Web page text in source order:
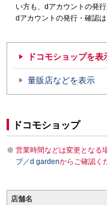
い方も、dアカウントの発行
dアカウントの発行・確認は
ドコモショップを表
量販店などを表示
ドコモショップ
営業時間などは変更となる
プ／d gardenからご確認く
店舗名